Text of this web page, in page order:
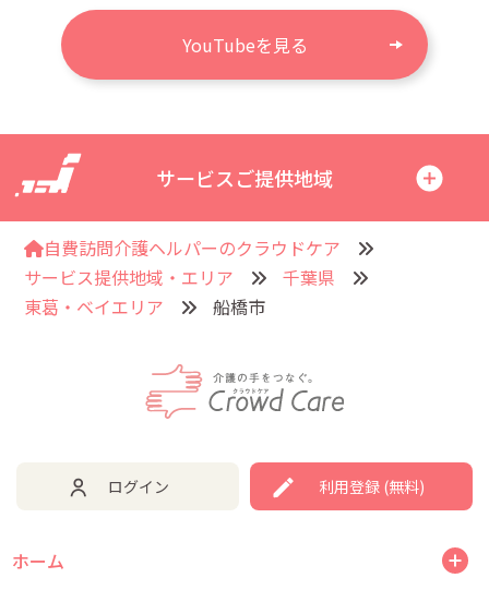
YouTubeを見る
サービスご提供地域
自費訪問介護ヘルパーのクラウドケア
サービス提供地域・エリア
千葉県
東葛・ベイエリア
船橋市
ログイン 利用登録 (無料)
ホーム